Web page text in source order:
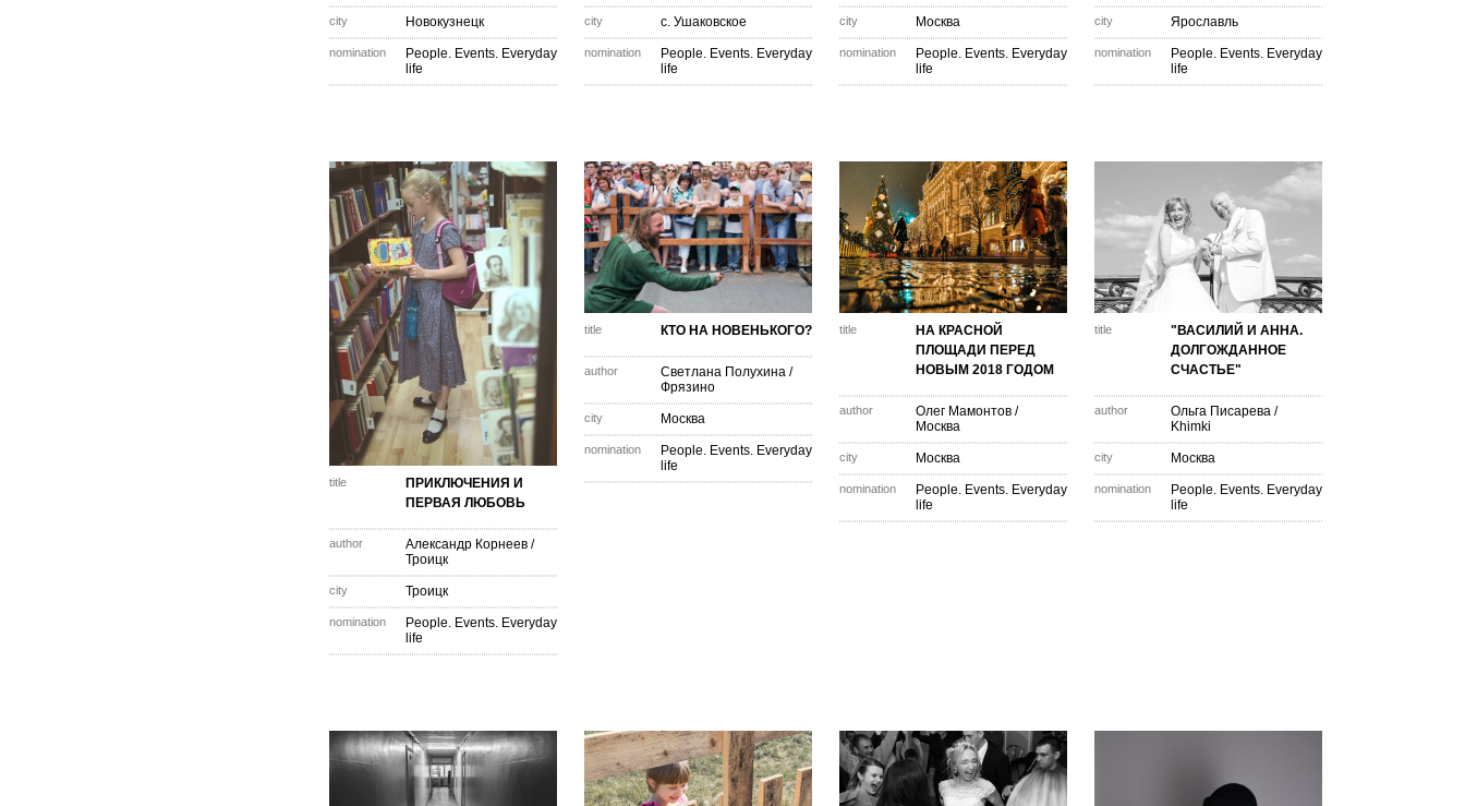
city Новокузнецк
nomination
People. Events. Everyday
life
city с. Ушаковское
nomination
People. Events. Everyday
life
city Москва
nomination
People. Events. Everyday
life
city Ярославль
nomination
People. Events. Everyday
life
title
ПРИКЛЮЧЕНИЯ И
ПЕРВАЯ ЛЮБОВЬ
author Александр Корнеев /
Троицк
city Троицк
nomination
People. Events. Everyday
life
title КТО НА НОВЕНЬКОГО?
author Светлана Полухина /
Фрязино
city Москва
nomination
People. Events. Everyday
life
title
НА КРАСНОЙ
ПЛОЩАДИ ПЕРЕД
НОВЫМ 2018 ГОДОМ
author Олег Мамонтов /
Москва
city Москва
nomination
People. Events. Everyday
life
title
"ВАСИЛИЙ И АННА.
ДОЛГОЖДАННОЕ
СЧАСТЬЕ"
author Ольга Писарева /
Khimki
city Москва
nomination
People. Events. Everyday
life